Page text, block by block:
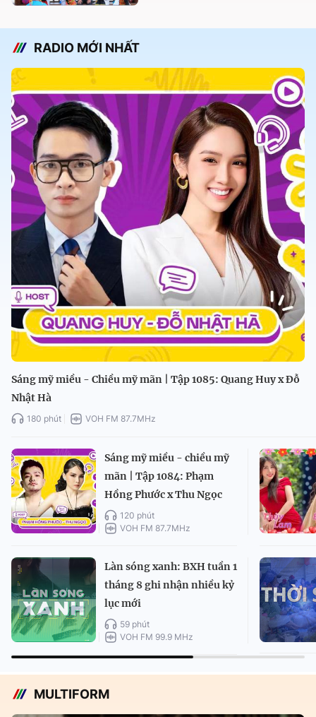
RADIO MỚI NHẤT
Sáng mỹ miều - Chiều mỹ mãn | Tập 1085: Quang Huy x Đỗ
Nhật Hà
180 phút VOH FM 87.7MHz
Sáng mỹ miều - chiều mỹ
mãn | Tập 1084: Phạm
Hồng Phước x Thu Ngọc
120 phút
VOH FM 87.7MHz
Làn sóng xanh: BXH tuần 1
tháng 8 ghi nhận nhiều kỷ
lục mới
59 phút
VOH FM 99.9 MHz
MULTIFORM